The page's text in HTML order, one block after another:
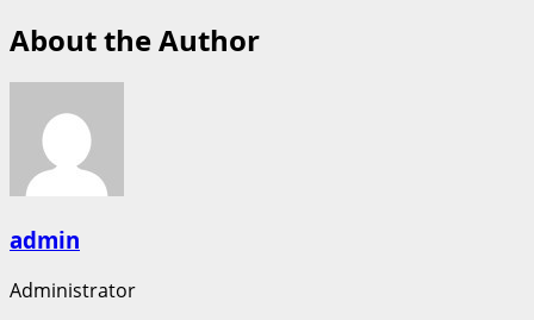
About the Author
admin
Administrator